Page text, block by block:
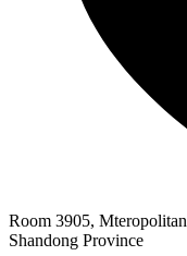
Room 3905,
Shandong Province